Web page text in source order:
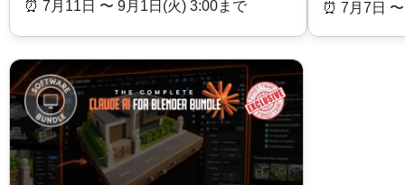
⏰️ 7月11日 〜 9月1日(火) 3:00まで
⏰️ 7月7日